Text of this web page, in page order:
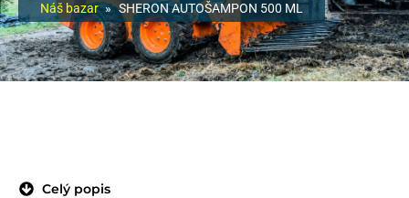
Náš bazar » SHERON AUTOŠAMPON 500 ML
Celý popis